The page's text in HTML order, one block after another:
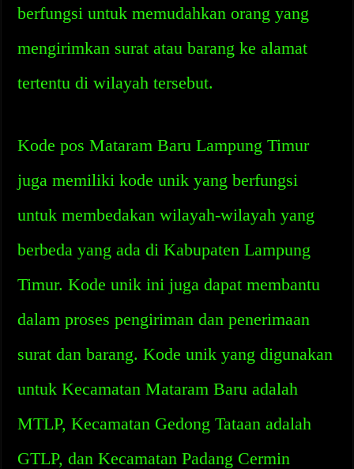
berfungsi untuk memudahkan orang yang
mengirimkan surat atau barang ke alamat
tertentu di wilayah tersebut.
Kode pos Mataram Baru Lampung Timur
juga memiliki kode unik yang berfungsi
untuk membedakan wilayah-wilayah yang
berbeda yang ada di Kabupaten Lampung
Timur. Kode unik ini juga dapat membantu
dalam proses pengiriman dan penerimaan
surat dan barang. Kode unik yang digunakan
untuk Kecamatan Mataram Baru adalah
MTLP, Kecamatan Gedong Tataan adalah
GTLP, dan Kecamatan Padang Cermin